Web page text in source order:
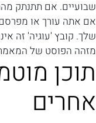
שבועיים. אם תתנתק
אם אתה עורך או
שלך. קובץ 'עוגיה' זה
מזהה הפוסט של
תוכן
אחרים